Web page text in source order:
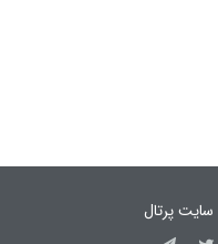
سایت پرتال